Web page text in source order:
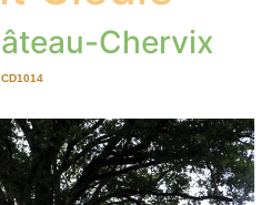
Chervix
CD1014